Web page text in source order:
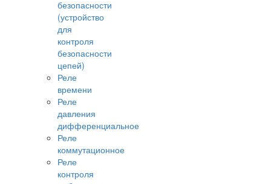
безопасности
(устройство
для
контроля
безопасности
цепей)
Реле
времени
Реле
давления
дифференциальное
Реле
коммутационное
Реле
контроля